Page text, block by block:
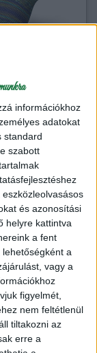
információkhoz
adatokat
standard
szabott
és azonosítási
helyre kattintva
a fent
a
vagy a
figyelmét,
nem feltétlenül
tiltakozni az
erre a
- 7121